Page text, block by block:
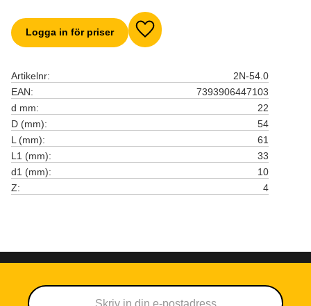
Logga in för priser Lägg till i favoriter
Artikelnr
2N-54.0
EAN
7393906447103
d mm
22
D (mm)
54
L (mm)
61
L1 (mm)
33
d1 (mm)
10
Z
4